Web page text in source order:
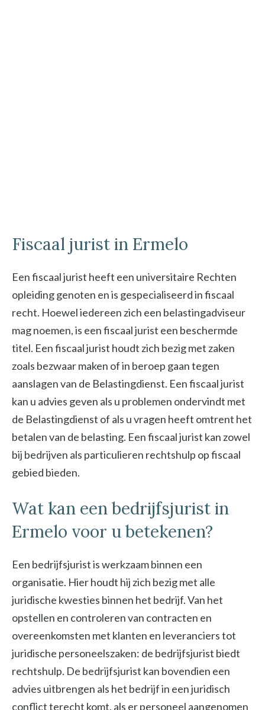
Fiscaal jurist in Ermelo
Een fiscaal jurist heeft een universitaire Rechten
opleiding genoten en is gespecialiseerd in fiscaal
recht. Hoewel iedereen zich een belastingadviseur
mag noemen, is een fiscaal jurist een beschermde
titel. Een fiscaal jurist houdt zich bezig met zaken
zoals bezwaar maken of in beroep gaan tegen
aanslagen van de Belastingdienst. Een fiscaal jurist
kan u advies geven als u problemen ondervindt met
de Belastingdienst of als u vragen heeft omtrent het
betalen van de belasting. Een fiscaal jurist kan zowel
bij bedrijven als particulieren rechtshulp op fiscaal
gebied bieden.
Wat kan een bedrijfsjurist in
Ermelo voor u betekenen?
Een bedrijfsjurist is werkzaam binnen een
organisatie. Hier houdt hij zich bezig met alle
juridische kwesties binnen het bedrijf. Van het
opstellen en controleren van contracten en
overeenkomsten met klanten en leveranciers tot
juridische personeelszaken: de bedrijfsjurist biedt
rechtshulp. De bedrijfsjurist kan bovendien een
advies uitbrengen als het bedrijf in een juridisch
conflict terecht komt, als er personeel aangenomen